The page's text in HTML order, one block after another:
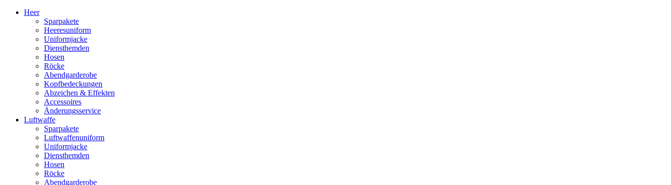
Heer
Sparpakete
Heeresuniform
Uniformjacke
Diensthemden
Hosen
Röcke
Abendgarderobe
Kopfbedeckungen
Abzeichen & Effekten
Accessoires
Änderungsservice
Luftwaffe
Sparpakete
Luftwaffenuniform
Uniformjacke
Diensthemden
Hosen
Röcke
Abendgarderobe